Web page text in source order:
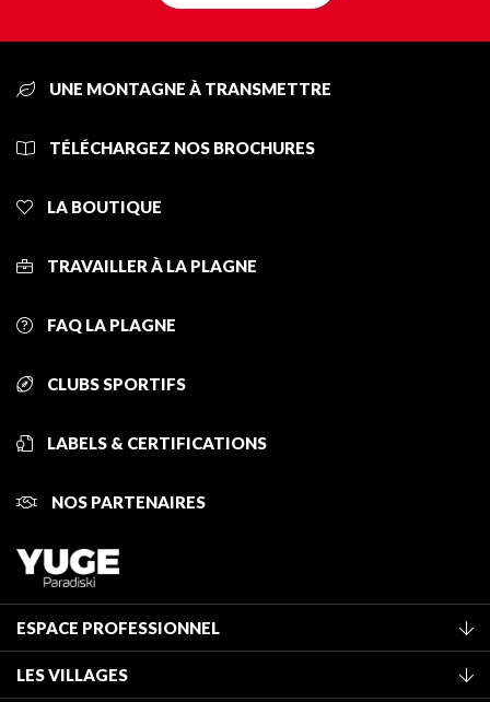
UNE MONTAGNE À TRANSMETTRE
TÉLÉCHARGEZ NOS BROCHURES
LA BOUTIQUE
TRAVAILLER À LA PLAGNE
FAQ LA PLAGNE
CLUBS SPORTIFS
LABELS & CERTIFICATIONS
NOS PARTENAIRES
ESPACE PROFESSIONNEL
Classement des meublés
LES VILLAGES